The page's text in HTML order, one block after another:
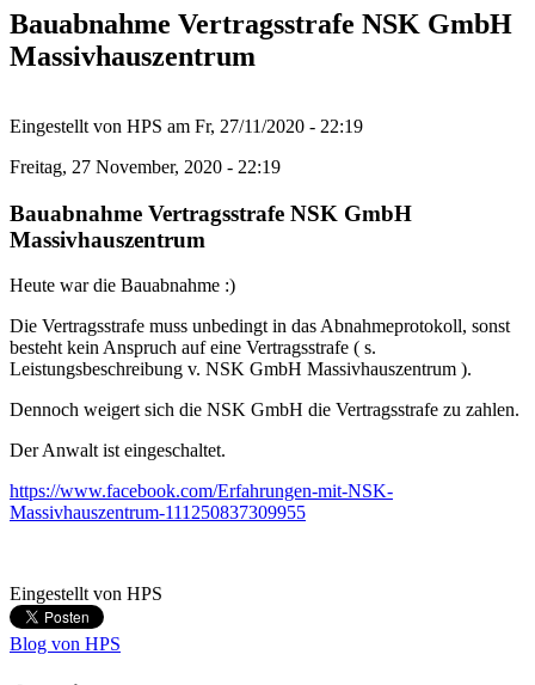
Bauabnahme Vertragsstrafe NSK GmbH
Massivhauszentrum
Eingestellt von HPS am Fr, 27/11/2020 - 22:19
Freitag, 27 November, 2020 - 22:19
Bauabnahme Vertragsstrafe NSK GmbH
Massivhauszentrum
Heute war die Bauabnahme :)
Die Vertragsstrafe muss unbedingt in das Abnahmeprotokoll, sonst
besteht kein Anspruch auf eine Vertragsstrafe ( s.
Leistungsbeschreibung v. NSK GmbH Massivhauszentrum ).
Dennoch weigert sich die NSK GmbH die Vertragsstrafe zu zahlen.
Der Anwalt ist eingeschaltet.
https://www.facebook.com/Erfahrungen-mit-NSK-
Massivhauszentrum-111250837309955
Eingestellt von HPS
Blog von HPS